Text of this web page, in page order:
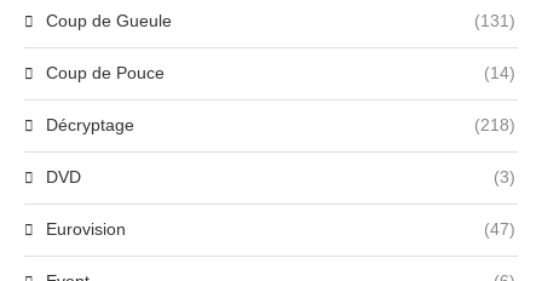
Coup de Gueule (131)
Coup de Pouce (14)
Décryptage (218)
DVD (3)
Eurovision (47)